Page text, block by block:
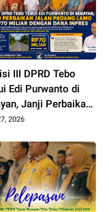
III DPRD Tebo
Edi Purwanto di
Janji Perbaikan
Padang lamo Rp70
2026